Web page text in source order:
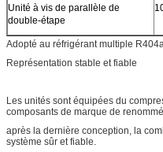
Unité à vis de parallèle de
double-étape
Adopté au réfrigérant multiple
Représentation stable et fiable
Les unités sont équipées du
composants de marque de
après la dernière conception, la
système sûr et fiable.